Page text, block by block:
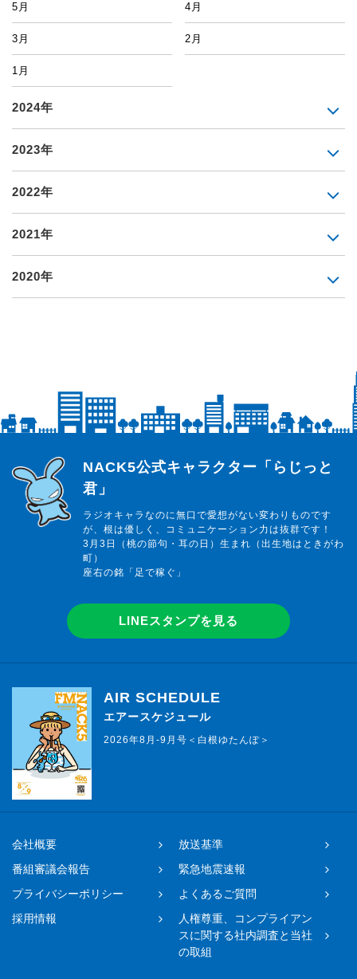
5月 4月
3月 2月
1月
2024年
2023年
2022年
2021年
2020年
らじっと君
NACK5公式キャラクター「らじっと
君」
ラジオキャラなのに無口で愛想がない変わりものです
が、根は優しく、コミュニケーション力は抜群です！
3月3日（桃の節句・耳の日）生まれ（出生地はときがわ
町）
座右の銘「足で稼ぐ」
LINEスタンプを見る
AIR SCHEDULE
エアースケジュール
2026年8月-9月号＜白根ゆたんぽ＞
会社概要
放送基準
番組審議会報告
緊急地震速報
プライバシーポリシー
よくあるご質問
採用情報
人権尊重、コンプライアン
スに関する社内調査と当社
の取組